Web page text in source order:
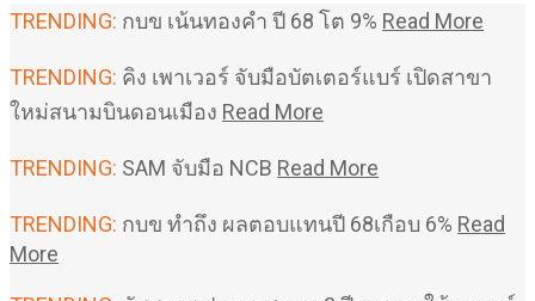
TRENDING: กบข เน้นทองคำ ปี 68 โต 9% Read More
TRENDING: คิง เพาเวอร์ จับมือบัตเตอร์แบร์ เปิดสาขา
ใหม่สนามบินดอนเมือง Read More
TRENDING: SAM จับมือ NCB Read More
TRENDING: กบข ทำถึง ผลตอบแทนปี 68เกือบ 6% Read
More